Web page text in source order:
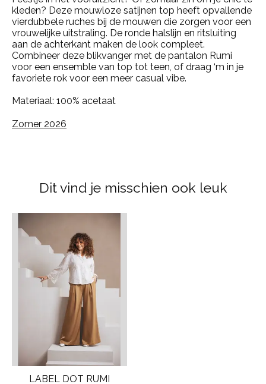
kleden? Deze mouwloze satijnen top heeft opvallende
vierdubbele ruches bij de mouwen die zorgen voor een
vrouwelijke uitstraling. De ronde halslijn en ritsluiting
aan de achterkant maken de look compleet.
Combineer deze blikvanger met de pantalon Rumi
voor een ensemble van top tot teen, of draag ‘m in je
favoriete rok voor een meer casual vibe.
Materiaal: 100% acetaat
Zomer 2026
Dit vind je misschien ook leuk
Items van productcarrousel
LABEL DOT RUMI